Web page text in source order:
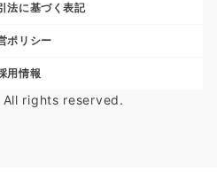
法に基づく表記
ポリシー
用情報
rights reserved.